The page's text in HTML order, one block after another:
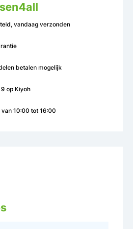
vandaag verzonden
betalen mogelijk
op Kiyoh
10:00 tot 16:00